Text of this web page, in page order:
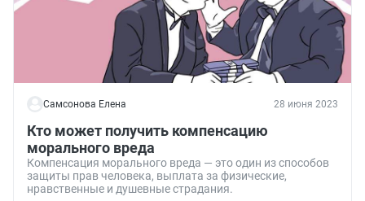
Самсонова Елена 28 июня 2023
Кто может получить компенсацию
морального вреда
Компенсация морального вреда — это один из способов
защиты прав человека, выплата за физические,
нравственные и душевные страдания.